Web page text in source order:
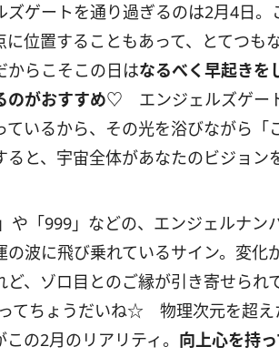
ズゲートを通り過ぎるのは2月4日。
に位置することもあって、とてつも
らこそこの日はなるべく早起きを
のがおすすめ♡ エンジェルズゲー
ているから、その光を浴びながら「
ると、宇宙全体があなたのビジョ
」や「999 」などの、エンジェルナン
の波に飛び乗れているサイン。変化
ど、ゾロ目とのご縁が引き寄せられ
てちょうだいね☆ 物理次元を超え
の2月のリアリティ。 向上心を持